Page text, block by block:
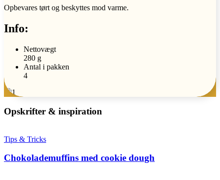
Opbevares tørt og beskyttes mod varme.
Info:
Nettovægt
280 g
Antal i pakken
4
Opskrifter & inspiration
Tips & Tricks
Chokolademuffins med cookie dough